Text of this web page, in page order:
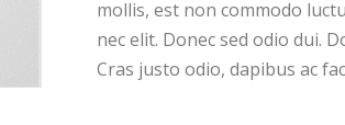
i
o
o
i
a
mollis, est non commodo
nec elit. Donec sed odio dui.
Cras justo odio, dapibus ac